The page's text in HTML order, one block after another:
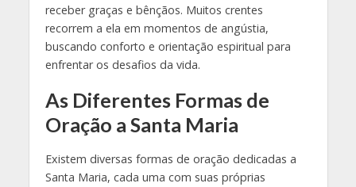
receber graças e bênçãos. Muitos crentes
recorrem a ela em momentos de angústia,
buscando conforto e orientação espiritual para
enfrentar os desafios da vida.
As Diferentes Formas de
Oração a Santa Maria
Existem diversas formas de oração dedicadas a
Santa Maria, cada uma com suas próprias